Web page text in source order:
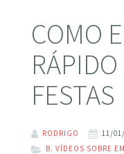
COMO
FESTAS
RODRIGO 11/
B. VÍDEOS SOBRE